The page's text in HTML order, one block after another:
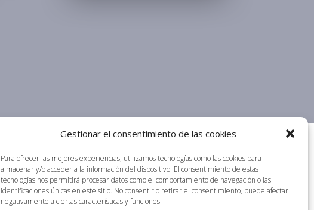
Gestionar el consentimiento de las cookies
Para ofrecer las mejores experiencias, utilizamos tecnologías como las cookies para
almacenar y/o acceder a la información del dispositivo. El consentimiento de estas
tecnologías nos permitirá procesar datos como el comportamiento de navegación o las
identificaciones únicas en este sitio. No consentir o retirar el consentimiento, puede afectar
negativamente a ciertas características y funciones.